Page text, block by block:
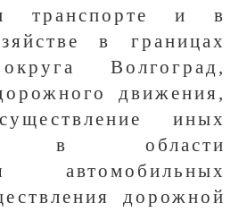
транспорте и в
в границах
Волгоград,
движения,
иных
в области
автомобильных
дорожной